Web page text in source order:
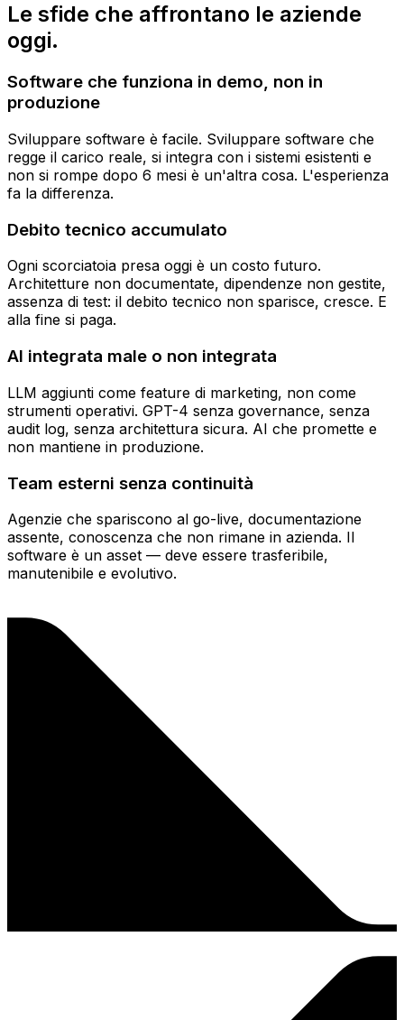
Le sfide che affrontano le aziende
oggi.
Software che funziona in demo, non in
produzione
Sviluppare software è facile. Sviluppare software che
regge il carico reale, si integra con i sistemi esistenti e
non si rompe dopo 6 mesi è un'altra cosa. L'esperienza
fa la differenza.
Debito tecnico accumulato
Ogni scorciatoia presa oggi è un costo futuro.
Architetture non documentate, dipendenze non gestite,
assenza di test: il debito tecnico non sparisce, cresce. E
alla fine si paga.
AI integrata male o non integrata
LLM aggiunti come feature di marketing, non come
strumenti operativi. GPT-4 senza governance, senza
audit log, senza architettura sicura. AI che promette e
non mantiene in produzione.
Team esterni senza continuità
Agenzie che spariscono al go-live, documentazione
assente, conoscenza che non rimane in azienda. Il
software è un asset — deve essere trasferibile,
manutenibile e evolutivo.